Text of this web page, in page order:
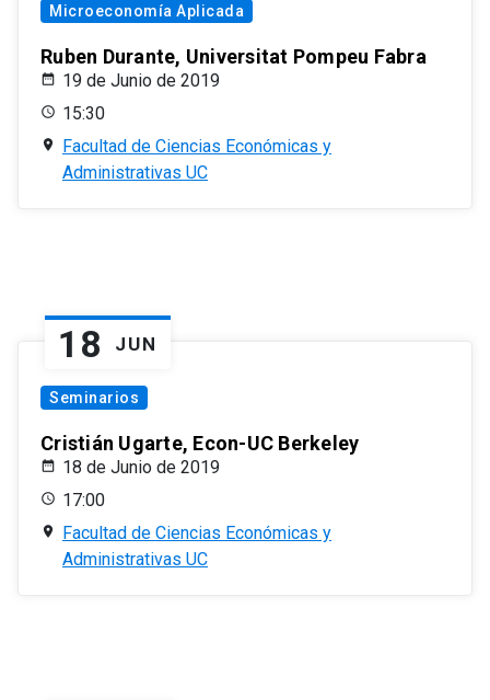
Microeconomía Aplicada
Ruben Durante, Universitat Pompeu Fabra
19 de Junio de 2019
15:30
Facultad de Ciencias Económicas y
Administrativas UC
18 JUN
Seminarios
Cristián Ugarte, Econ-UC Berkeley
18 de Junio de 2019
17:00
Facultad de Ciencias Económicas y
Administrativas UC